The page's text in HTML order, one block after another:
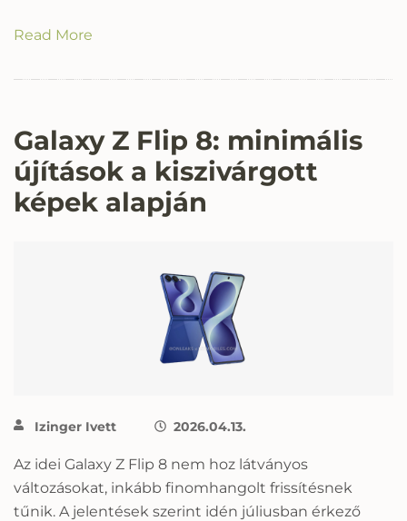
Read More
Galaxy Z Flip 8: minimális
újítások a kiszivárgott
képek alapján
Izinger Ivett 2026.04.13.
Az idei Galaxy Z Flip 8 nem hoz látványos
változásokat, inkább finomhangolt frissítésnek
tűnik. A jelentések szerint idén júliusban érkező